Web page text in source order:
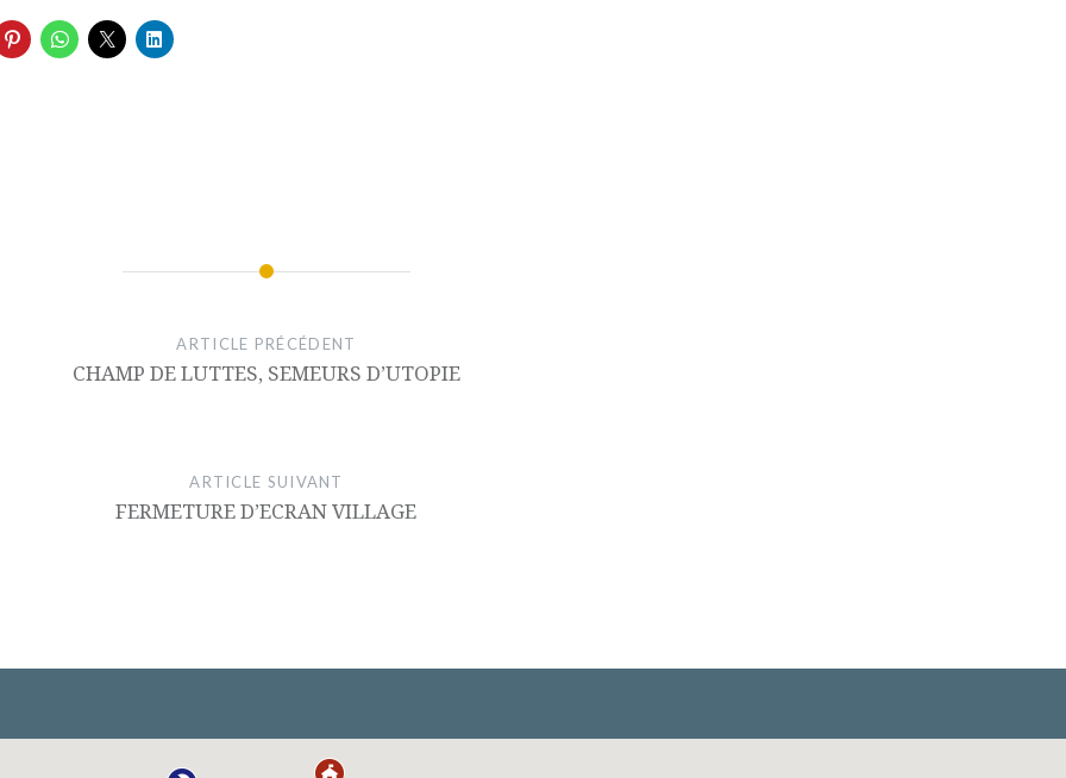
ARTICLE PRÉCÉDENT
CHAMP DE LUTTES, SEMEURS D’UTOPIE
ARTICLE SUIVANT
FERMETURE D’ECRAN VILLAGE